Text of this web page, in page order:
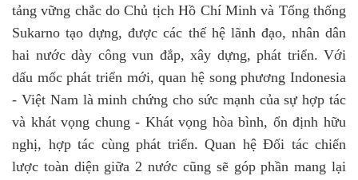
tảng vững chắc do Chủ tịch Hồ Chí Minh và Tổng thống
Sukarno tạo dựng, được các thế hệ lãnh đạo, nhân dân
hai nước dày công vun đắp, xây dựng, phát triển. Với
dấu mốc phát triển mới, quan hệ song phương Indonesia
- Việt Nam là minh chứng cho sức mạnh của sự hợp tác
và khát vọng chung - Khát vọng hòa bình, ổn định hữu
nghị, hợp tác cùng phát triển. Quan hệ Đối tác chiến
lược toàn diện giữa 2 nước cũng sẽ góp phần mang lại